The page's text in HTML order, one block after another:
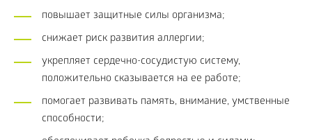
повышает защитные силы организма;
снижает риск развития аллергии;
укрепляет сердечно-сосудистую систему,
положительно сказывается на ее работе;
помогает развивать память, внимание, умственные
способности;